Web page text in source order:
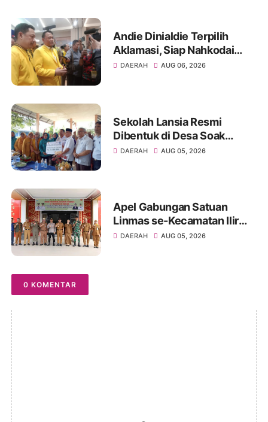
Andie Dinialdie Terpilih
Aklamasi, Siap Nahkodai
Golkar Sumsel dengan
DAERAH AUG 06, 2026
Sekolah Lansia Resmi
Dibentuk di Desa Soak
Batok, Diharapkan
DAERAH AUG 05, 2026
Apel Gabungan Satuan
Linmas se-Kecamatan Ilir
Timur Dua Terkait Keamanan
DAERAH AUG 05, 2026
0 KOMENTAR